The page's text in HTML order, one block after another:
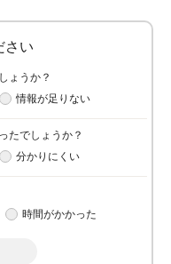
さい
ょうか？
情報が足りない
たでしょうか？
分かりにくい
時間がかかった